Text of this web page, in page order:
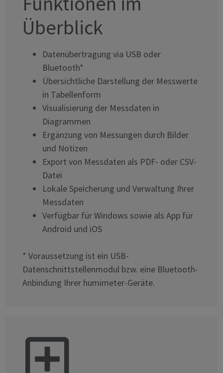
Überblick
Datenübertragung via USB oder
Bluetooth*
Übersichtliche Darstellung der Messwerte
in Tabellenform
Visualisierung der Messdaten in
Diagrammen
Ergänzung von Messungen durch Bilder
und Notizen
Export von Messdaten als PDF- oder CSV-
Datei
Lokale Speicherung und Verwaltung Ihrer
Messdaten
Verfügbar für Windows sowie als App für
Android und iOS
* Voraussetzung ist ein USB-
Datenschnittstellenmodul bzw. eine Bluetooth-
Anbindung Ihrer humimeter-Geräte.